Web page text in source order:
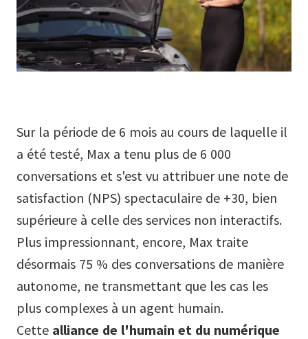
Sur la période de 6 mois au cours de laquelle il
a été testé, Max a tenu plus de 6 000
conversations et s'est vu attribuer une note de
satisfaction (NPS) spectaculaire de +30, bien
supérieure à celle des services non interactifs.
Plus impressionnant, encore, Max traite
désormais 75 % des conversations de manière
autonome, ne transmettant que les cas les
plus complexes à un agent humain.
Cette alliance de l'humain et du numérique